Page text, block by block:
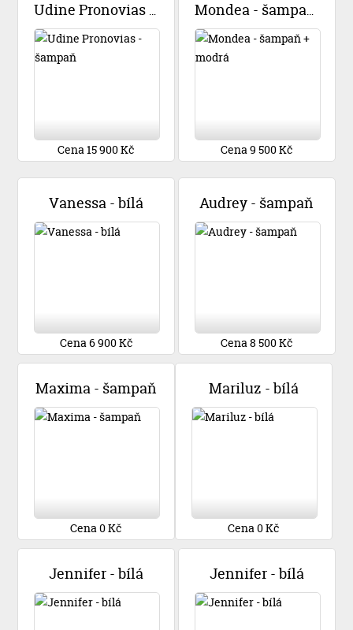
Udine Pronovias - šampaň
Cena 15 900 Kč
Mondea - šampaň + modrá
Cena 9 500 Kč
Vanessa - bílá
Cena 6 900 Kč
Audrey - šampaň
Cena 8 500 Kč
Maxima - šampaň
Cena 0 Kč
Mariluz - bílá
Cena 0 Kč
Jennifer - bílá Jennifer - bílá